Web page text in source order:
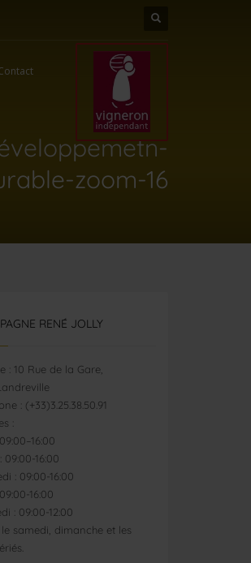
zoom-16
RENÉ JOLLY
: 10 Rue de la Gare,
: (+33)3.25.38.50.91
:
09:00-16:00
: 09:00-16:00
16:00
: 09:00-12:00
samedi, dimanche et les